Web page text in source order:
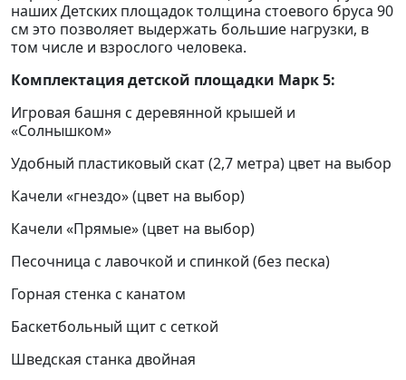
наших Детских площадок толщина стоевого бруса 90
см это позволяет выдержать большие нагрузки, в
том числе и взрослого человека.
Комплектация детской площадки Марк 5:
Игровая башня с деревянной крышей и
«Солнышком»
Удобный пластиковый скат (2,7 метра) цвет на выбор
Качели «гнездо» (цвет на выбор)
Качели «Прямые» (цвет на выбор)
Песочница с лавочкой и спинкой (без песка)
Горная стенка с канатом
Баскетбольный щит с сеткой
Шведская станка двойная